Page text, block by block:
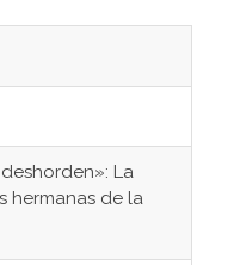
La
hermanas de la